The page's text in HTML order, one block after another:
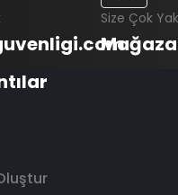
Size Çok